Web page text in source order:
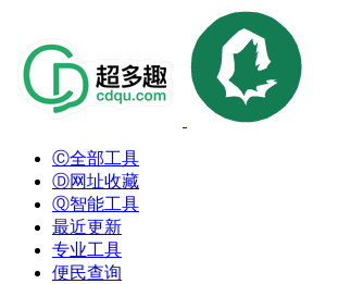
Ⓒ全部工具
Ⓓ网址收藏
Ⓠ智能工具
最近更新
专业工具
便民查询